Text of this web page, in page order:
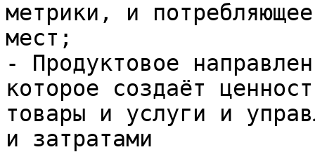
метрики, и
мест;
- Продуктовое
которое создаёт
товары и услуги и
и затратами